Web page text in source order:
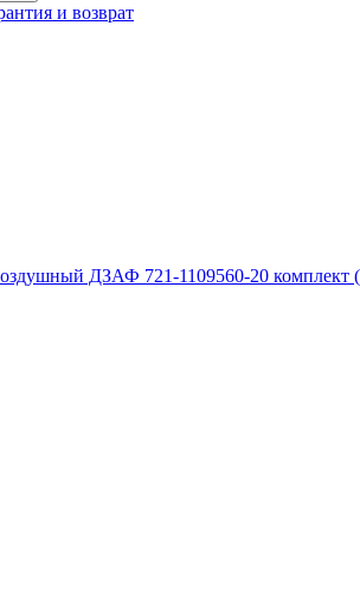
и возврат
ДЗАФ 721-1109560-20